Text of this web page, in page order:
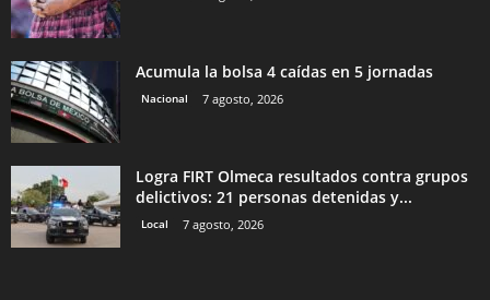
Acumula la bolsa 4 caídas en 5 jornadas
Nacional 7 agosto, 2026
Logra FIRT Olmeca resultados contra grupos
delictivos: 21 personas detenidas y...
Local 7 agosto, 2026